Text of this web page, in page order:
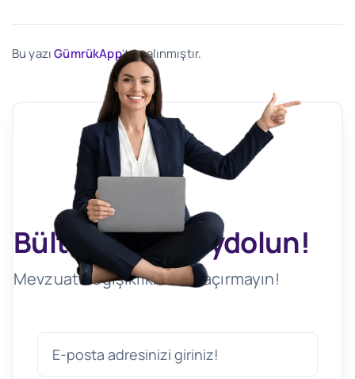
Bu yazıGümrükApp'ten alınmıştır.
Bültenimize Kaydolun!
Mevzuat Değişikliklerini Kaçırmayın!